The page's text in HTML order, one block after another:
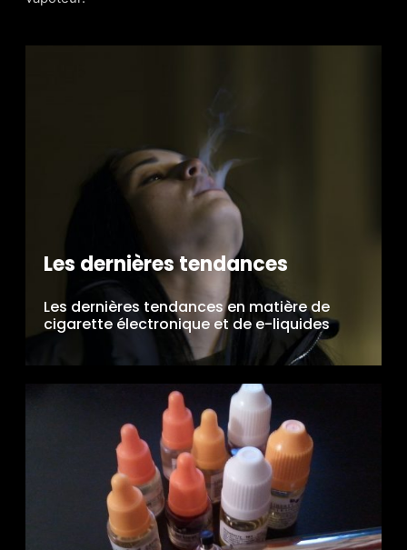
Les dernières tendances
Les dernières tendances en matière de
cigarette électronique et de e-liquides